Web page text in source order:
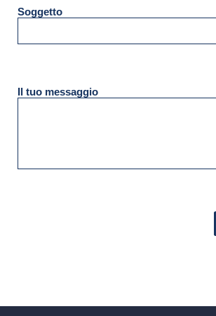
Soggetto
Il tuo messaggio